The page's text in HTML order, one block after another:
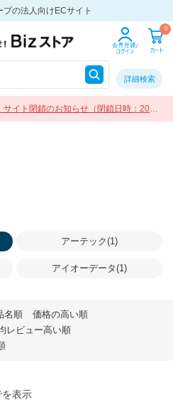
プの法人向けECサイト
0
詳細検索
イト閉鎖のお知らせ（閉鎖日時：2026
アーテック(1)
アイオーデータ(1)
名順
価格の高い順
レビュー高い順
表示